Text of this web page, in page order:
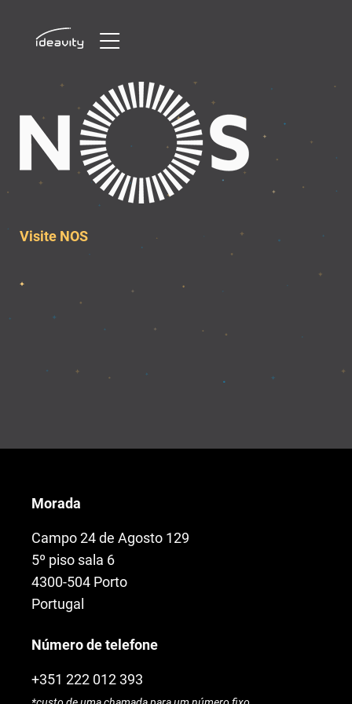
content
Visite NOS
Morada
Campo 24 de Agosto 129
5º piso sala 6
4300-504 Porto
Portugal
Número de telefone
+351 222 012 393